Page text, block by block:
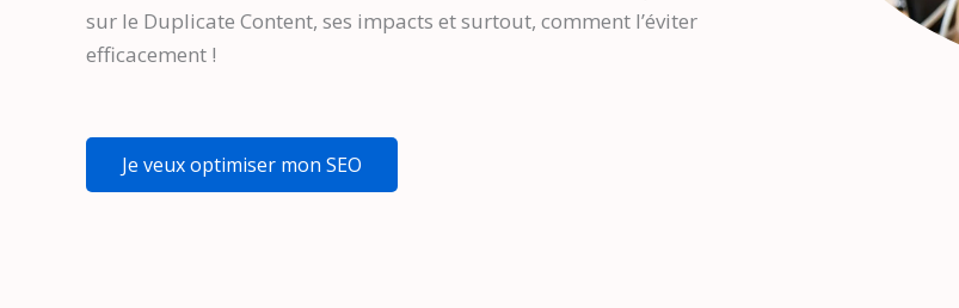
sur le Duplicate Content, ses impacts et surtout, comment l’éviter
efficacement !
Je veux optimiser mon SEO